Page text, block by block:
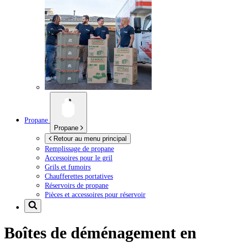
Propane
Propane
Retour au menu principal
Remplissage de propane
Accessoires pour le gril
Grils et fumoirs
Chaufferettes portatives
Réservoirs de propane
Pièces et accessoires pour réservoir
Boîtes de déménagement en